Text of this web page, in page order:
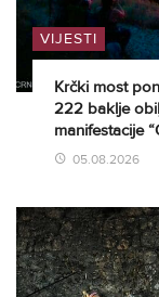
VIJESTI
Krčki most
222 baklje
manifestacije
05.08.2026